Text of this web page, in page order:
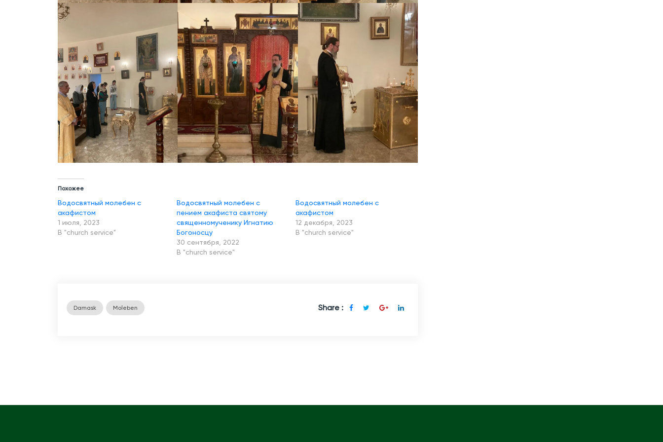
Похожее
Водосвятный молебен с
акафистом
1 июля, 2023
В "church service"
Водосвятный молебен с
пением акафиста святому
священномученику Игнатию
Богоносцу
30 сентября, 2022
В "church service"
Водосвятный молебен с
акафистом
12 декабря, 2023
В "church service"
Damask Moleben Share :